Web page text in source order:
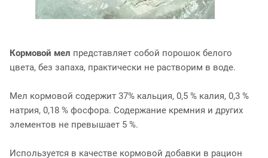
Кормовой мел представляет собой порошок белого
цвета, без запаха, практически не растворим в воде.
Мел кормовой содержит 37% кальция, 0,5 % калия, 0,3 %
натрия, 0,18 % фосфора. Содержание кремния и других
элементов не превышает 5 %.
Используется в качестве кормовой добавки в рацион